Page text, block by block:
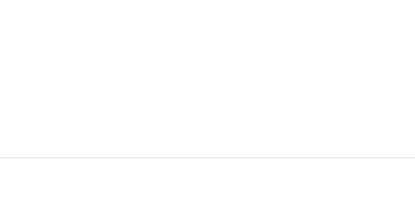
dan contact op.